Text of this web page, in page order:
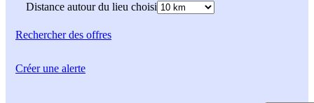
Distance autour du lieu choisi
Rechercherdes offres
Créer une alerte